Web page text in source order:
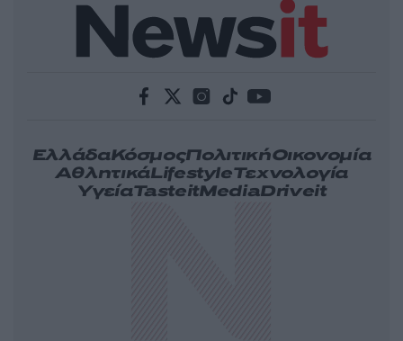
ΕλλάδαΚόσμοςΠολιτικήΟικονομία
ΑθλητικάLifestyleΤεχνολογία
ΥγείαTasteitMediaDriveit